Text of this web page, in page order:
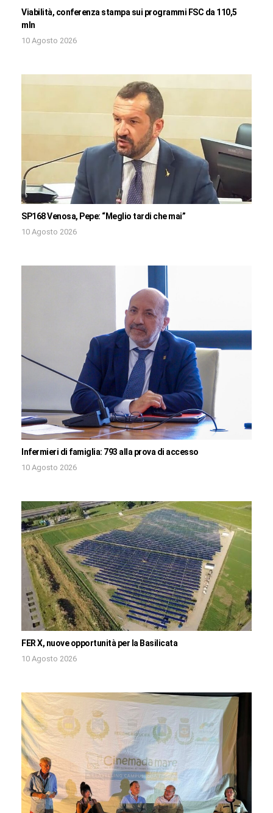
Viabilità, conferenza stampa sui programmi FSC da 110,5
mln
10 Agosto 2026
SP168 Venosa, Pepe: “Meglio tardi che mai”
10 Agosto 2026
Infermieri di famiglia: 793 alla prova di accesso
10 Agosto 2026
FER X, nuove opportunità per la Basilicata
10 Agosto 2026